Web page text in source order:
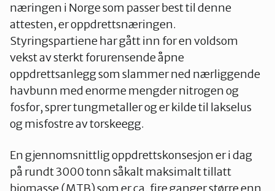
næringen i Norge som passer best til denne
attesten, er oppdrettsnæringen.
Styringspartiene har gått inn for en voldsom
vekst av sterkt forurensende åpne
oppdrettsanlegg som slammer ned nærliggende
havbunn med enorme mengder nitrogen og
fosfor, sprer tungmetaller og er kilde til lakselus
og misfostre av torskeegg.
En gjennomsnittlig oppdrettskonsesjon er i dag
på rundt 3000 tonn såkalt maksimalt tillatt